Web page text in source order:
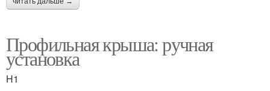
Профильная крыша: ручная
установка
H1